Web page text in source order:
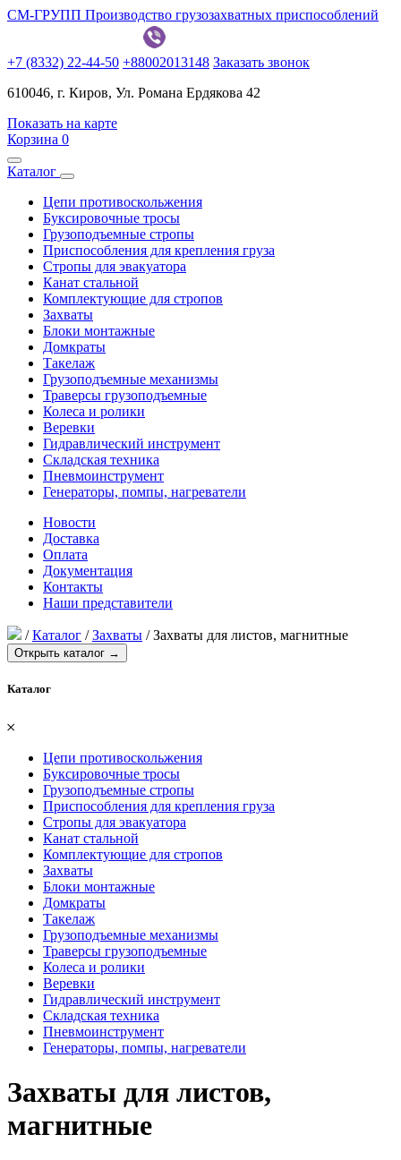
СМ-ГРУПП Производство грузозахватных приспособлений
+7 (8332) 22-44-50 +88002013148 Заказать звонок
610046, г. Киров, Ул. Романа Ердякова 42
Показать на карте
Корзина 0
Каталог
Цепи противоскольжения
Буксировочные тросы
Грузоподъемные стропы
Приспособления для крепления груза
Стропы для эвакуатора
Канат стальной
Комплектующие для стропов
Захваты
Блоки монтажные
Домкраты
Такелаж
Грузоподъемные механизмы
Траверсы грузоподъемные
Колеса и ролики
Веревки
Гидравлический инструмент
Складская техника
Пневмоинструмент
Генераторы, помпы, нагреватели
Новости
Доставка
Оплата
Документация
Контакты
Наши представители
/Каталог /Захваты /Захваты для листов, магнитные
Открыть каталог →
Каталог
𐄂
Цепи противоскольжения
Буксировочные тросы
Грузоподъемные стропы
Приспособления для крепления груза
Стропы для эвакуатора
Канат стальной
Комплектующие для стропов
Захваты
Блоки монтажные
Домкраты
Такелаж
Грузоподъемные механизмы
Траверсы грузоподъемные
Колеса и ролики
Веревки
Гидравлический инструмент
Складская техника
Пневмоинструмент
Генераторы, помпы, нагреватели
Захваты для листов,
магнитные